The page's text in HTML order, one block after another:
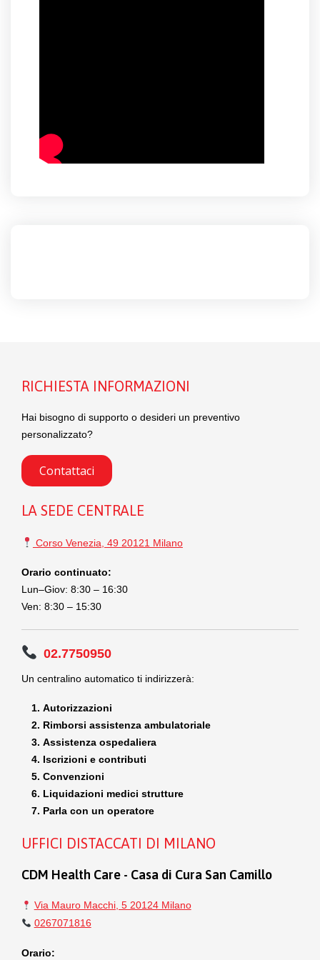
RICHIESTA INFORMAZIONI
Hai bisogno di supporto o desideri un preventivo
personalizzato?
Contattaci
LA SEDE CENTRALE
Corso Venezia, 49 20121 Milano
Orario continuato:
Lun–Giov: 8:30 – 16:30
Ven: 8:30 – 15:30
02.7750950
Un centralino automatico ti indirizzerà:
Autorizzazioni
Rimborsi assistenza ambulatoriale
Assistenza ospedaliera
Iscrizioni e contributi
Convenzioni
Liquidazioni medici strutture
Parla con un operatore
UFFICI DISTACCATI DI MILANO
CDM Health Care - Casa di Cura San Camillo
Via Mauro Macchi, 5 20124 Milano
0267071816
Orario: